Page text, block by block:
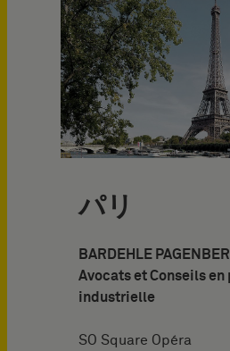
パリ
BARDEHLE
Avocats et Conseils
industrielle
SO Square Opéra